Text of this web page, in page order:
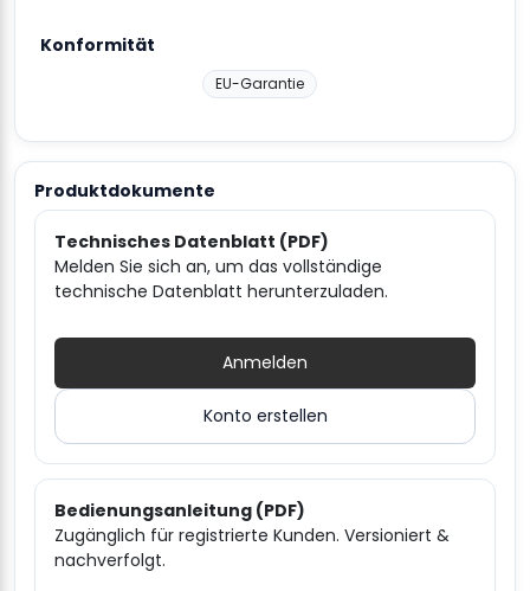
Konformität
EU-Garantie
Produktdokumente
Technisches Datenblatt (PDF)
Melden Sie sich an, um das vollständige
technische Datenblatt herunterzuladen.
Anmelden
Konto erstellen
Bedienungsanleitung (PDF)
Zugänglich für registrierte Kunden. Versioniert &
nachverfolgt.